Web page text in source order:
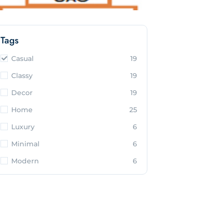
Tags
Casual
19
Classy
19
Decor
19
Home
25
Luxury
6
Minimal
6
Modern
6